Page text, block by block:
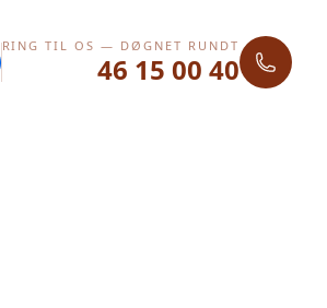
RING TIL OS — DØGNET RUNDT
46 15 00 40